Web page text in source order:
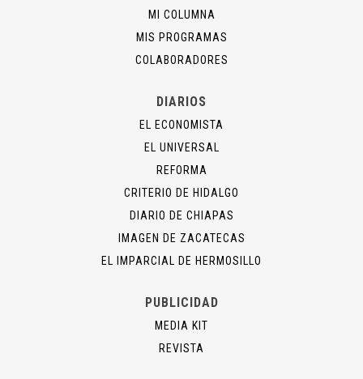
MI COLUMNA
MIS PROGRAMAS
COLABORADORES
DIARIOS
EL ECONOMISTA
EL UNIVERSAL
REFORMA
CRITERIO DE HIDALGO
DIARIO DE CHIAPAS
IMAGEN DE ZACATECAS
EL IMPARCIAL DE HERMOSILLO
PUBLICIDAD
MEDIA KIT
REVISTA